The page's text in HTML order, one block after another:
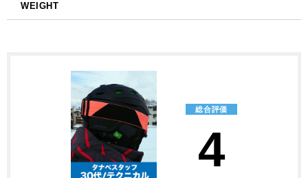
WEIGHT
総合評価
4